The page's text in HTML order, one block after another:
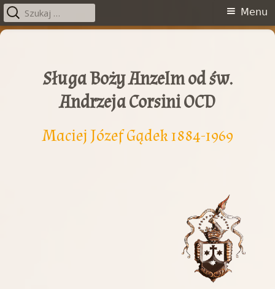
Przeskocz
Sługa Boży Anzelm od św.
Andrzeja Corsini OCD
Maciej Józef Gądek 1884-1969
Menu
główne
Menu
Szukaj: